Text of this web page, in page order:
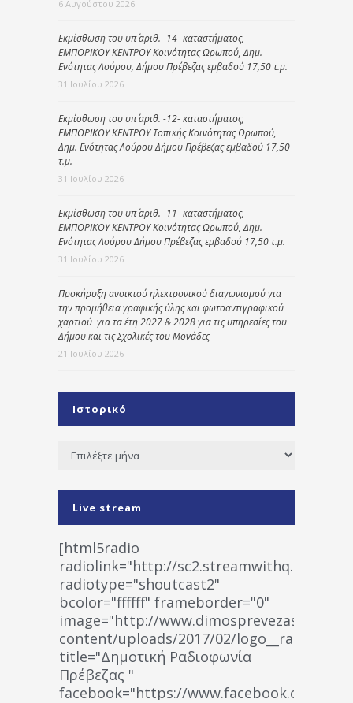
6 Αυγούστου 2026
Εκμίσθωση του υπ΄ αριθ. -14- καταστήματος,
ΕΜΠΟΡΙΚΟΥ ΚΕΝΤΡΟΥ Κοινότητας Ωρωπού, Δημ.
Ενότητας Λούρου, Δήμου Πρέβεζας εμβαδού 17,50 τ.μ.
31 Ιουλίου 2026
Εκμίσθωση του υπ΄ αριθ. -12- καταστήματος,
ΕΜΠΟΡΙΚΟΥ ΚΕΝΤΡΟΥ Τοπικής Κοινότητας Ωρωπού,
Δημ. Ενότητας Λούρου Δήμου Πρέβεζας εμβαδού 17,50
τ.μ.
31 Ιουλίου 2026
Εκμίσθωση του υπ΄ αριθ. -11- καταστήματος,
ΕΜΠΟΡΙΚΟΥ ΚΕΝΤΡΟΥ Κοινότητας Ωρωπού, Δημ.
Ενότητας Λούρου Δήμου Πρέβεζας εμβαδού 17,50 τ.μ.
31 Ιουλίου 2026
Προκήρυξη ανοικτού ηλεκτρονικού διαγωνισμού για
την προμήθεια γραφικής ύλης και φωτοαντιγραφικού
χαρτιού για τα έτη 2027 & 2028 για τις υπηρεσίες του
Δήμου και τις Σχολικές του Μονάδες
21 Ιουλίου 2026
Ιστορικό
Ιστορικό
Live stream
[html5radio
radiolink="http://
radiotype="shoutcast2"
bcolor="ffffff" frameborder="0"
image="http://www.dimosprevezas.gr/wp-
content/uploads/2017/02/
title="Δημοτική Ραδιοφωνία
Πρέβεζας "
facebook="https://www.facebook.com/